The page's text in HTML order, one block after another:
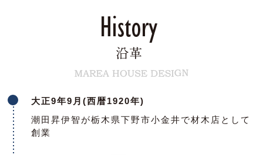
大正9年9月(西暦1920年)
潮田昇伊智が栃木県下野市小金井で材木店として
創業